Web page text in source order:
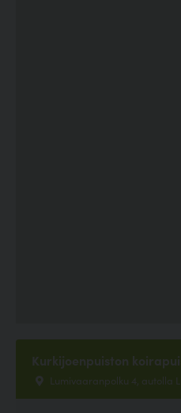
Kurkijoenpuiston
Lumivaaranpolku 4, autolla